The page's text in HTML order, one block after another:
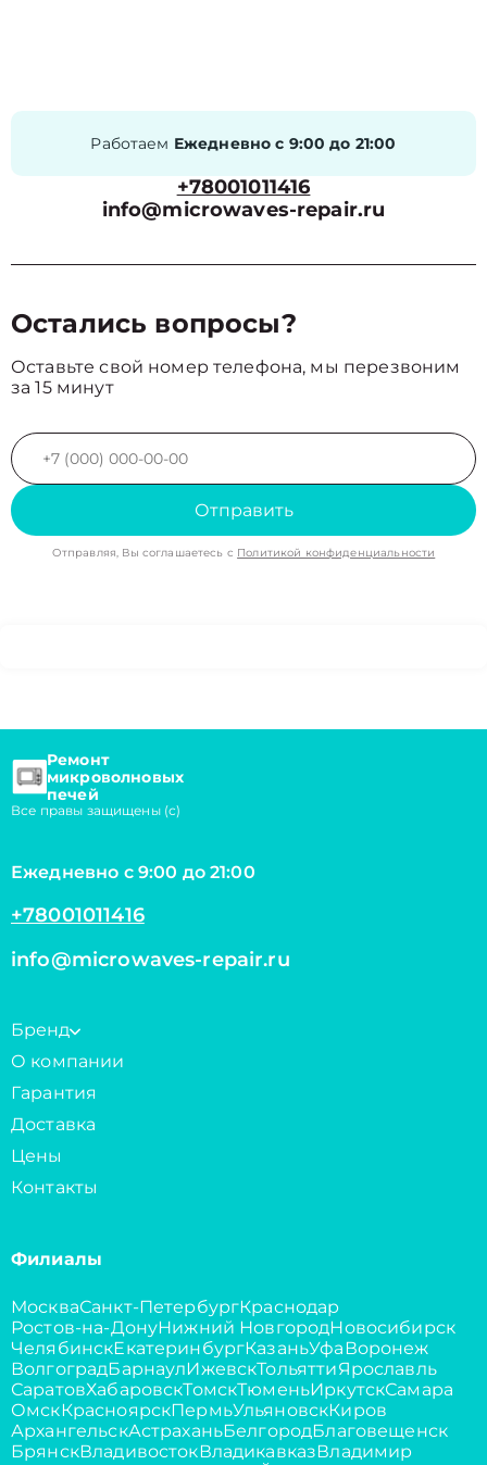
Работаем Ежедневно с 9:00 до 21:00
+78001011416
info@microwaves-repair.ru
Остались вопросы?
Оставьте свой номер телефона, мы перезвоним
за 15 минут
Отправить
Отправляя, Вы соглашаетесь с Политикой конфиденциальности
Ремонт
микроволновых
печей
Все правы защищены (с)
Ежедневно с 9:00 до 21:00
+78001011416
info@microwaves-repair.ru
Бренд
О компании
Гарантия
Доставка
Цены
Контакты
Филиалы
МоскваСанкт-ПетербургКраснодар
Ростов-на-ДонуНижний НовгородНовосибирск
ЧелябинскЕкатеринбургКазаньУфаВоронеж
ВолгоградБарнаулИжевскТольяттиЯрославль
СаратовХабаровскТомскТюменьИркутскСамара
ОмскКрасноярскПермьУльяновскКиров
АрхангельскАстраханьБелгородБлаговещенск
БрянскВладивостокВладикавказВладимир